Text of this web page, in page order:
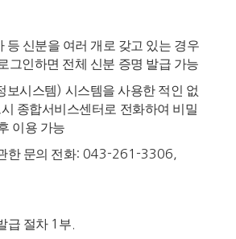
등 신분을 여러 개로 갖고 있는 경우
그인하면 전체 신분 증명 발급 가능
보시스템) 시스템을 사용한 적인 없
종합서비스센터로 전화하여 비밀
이용 가능
한 문의 전화: 043-261-3306,
급 절차 1 부